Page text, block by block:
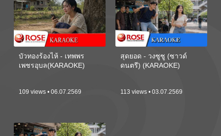
บัวทองร้องไห้ - เทพพร
เพชรอุบล(KARAOKE)
109 views • 06.07.2569
สุดยอด - วงซูซู (ซาวด์
ดนตรี) (KARAOKE)
113 views • 03.07.2569